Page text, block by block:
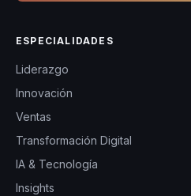
ESPECIALIDADES
Liderazgo
Innovación
Ventas
Transformación Digital
IA & Tecnología
Insights